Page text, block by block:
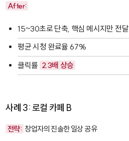
After:
15~30초로 단축, 핵심 메시지만 전달
평균 시청 완료율 67%
클릭률 2.3배 상승
사례 3: 로컬 카페 B
전략: 창업자의 진솔한 일상 공유